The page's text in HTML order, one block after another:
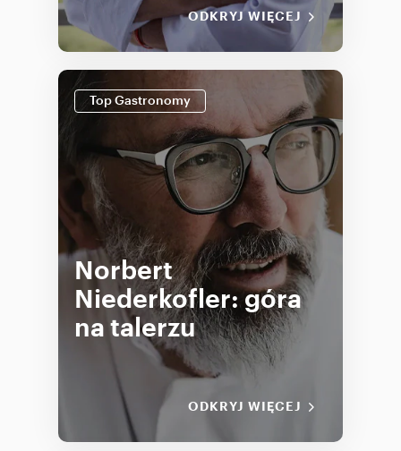
ODKRYJ WIĘCEJ
Top Gastronomy
Norbert
Niederkofler: góra
na talerzu
ODKRYJ WIĘCEJ